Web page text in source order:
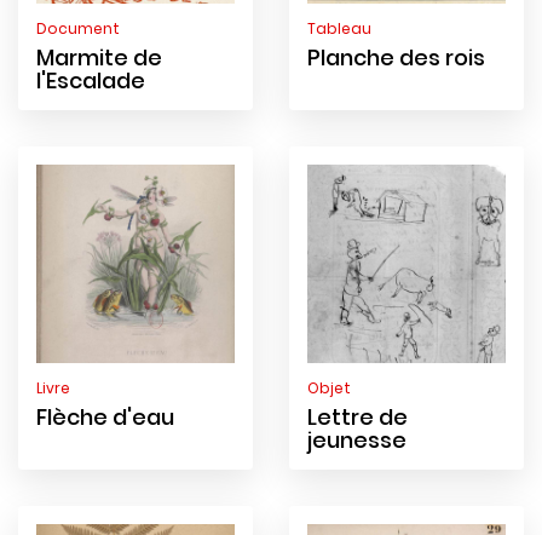
Document
Marmite de
l'Escalade
Tableau
Planche des rois
Livre
Flèche d'eau
Objet
Lettre de
jeunesse